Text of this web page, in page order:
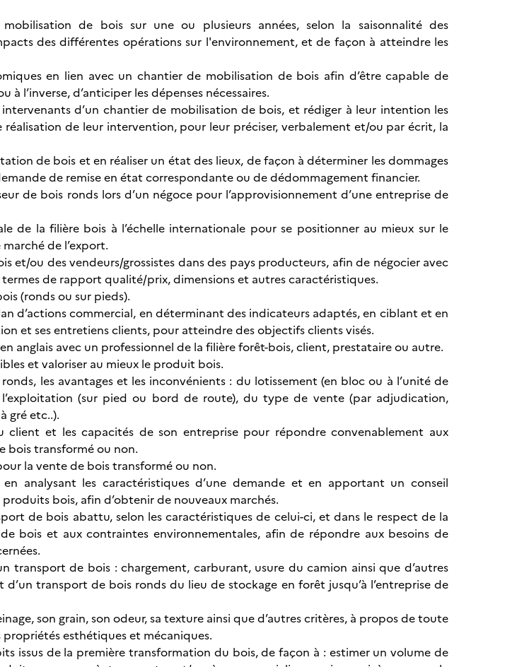
de bois sur une ou plusieurs années, selon la saisonnalité des
des différentes opérations sur l'environnement, et de façon à atteindre les
en lien avec un chantier de mobilisation de bois afin d’être capable de
l’inverse, d’anticiper les dépenses nécessaires.
d’un chantier de mobilisation de bois, et rédiger à leur intention les
réalisation de leur intervention, pour leur préciser, verbalement et/ou par écrit, la
de bois et en réaliser un état des lieux, de façon à déterminer les dommages
de remise en état correspondante ou de dédommagement financier.
de bois ronds lors d’un négoce pour l’approvisionnement d’une entreprise de
de la filière bois à l’échelle internationale pour se positionner au mieux sur le
de l’export.
et/ou des vendeurs/grossistes dans des pays producteurs, afin de négocier avec
termes de rapport qualité/prix, dimensions et autres caractéristiques.
(ronds ou sur pieds).
d’actions commercial, en déterminant des indicateurs adaptés, en ciblant et en
et ses entretiens clients, pour atteindre des objectifs clients visés.
anglais avec un professionnel de la filière forêt-bois, client, prestataire ou autre.
et valoriser au mieux le produit bois.
les avantages et les inconvénients : du lotissement (en bloc ou à l’unité de
(sur pied ou bord de route), du type de vente (par adjudication,
gré etc..).
client et les capacités de son entreprise pour répondre convenablement aux
bois transformé ou non.
la vente de bois transformé ou non.
en analysant les caractéristiques d’une demande et en apportant un conseil
bois, afin d’obtenir de nouveaux marchés.
de bois abattu, selon les caractéristiques de celui-ci, et dans le respect de la
bois et aux contraintes environnementales, afin de répondre aux besoins de
transport de bois : chargement, carburant, usure du camion ainsi que d’autres
transport de bois ronds du lieu de stockage en forêt jusqu’à l’entreprise de
son grain, son odeur, sa texture ainsi que d’autres critères, à propos de toute
esthétiques et mécaniques.
issus de la première transformation du bois, de façon à : estimer un volume de